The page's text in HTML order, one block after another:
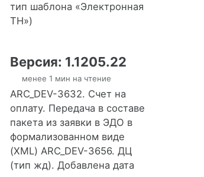
тип шаблона «Электронная
ТН»)
Версия: 1.1205.22
менее 1 мин на чтение
ARC_DEV-3632. Счет на
оплату. Передача в составе
пакета из заявки в ЭДО в
формализованном виде
(XML) ARC_DEV-3656. ДЦ
(тип жд). Добавлена дата